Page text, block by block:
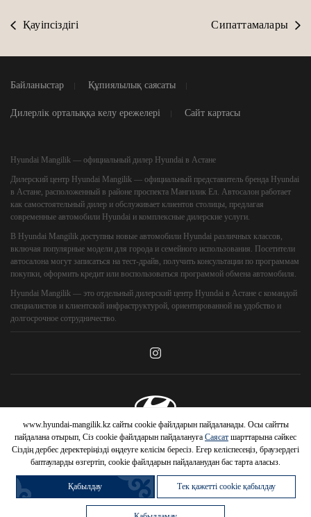
Қауіпсіздігі Сипаттамалары
Байланыстар Құпиялылық саясаты
Дилерлік орталыққа келу ережелері Сайт картасы
Hyundai Mangilik — официальный дилер Hyundai в Астане
Дилерский центр Hyundai Mangilik — официальный представитель бренда Hyundai
в Астане, расположенный в районе проспекта Мангилик Ел. Автосалон работает
как самостоятельный дилер и обслуживает клиентов столицы, предлагая
современные автомобили Hyundai и комплексные дилерские услуги.
В Hyundai Mangilik доступны новые автомобили Hyundai различных классов,
включая популярные модели для города и семейного использования. Посетители
автосалона могут записаться на тест-драйв, получить консультации по программам
покупки, оформить кредит или воспользоваться программой обмена автомобиля.
Hyundai Mangilik — это отдельный дилерский центр Hyundai в Астане с командой
специалистов и клиентской инфраструктурой, ориентированной на удобство и
долгосрочное сотрудничество.
© 2026 Hyundai Motor Company
www.hyundai-mangilik.kz сайты cookie файлдарын пайдаланады. Осы сайтты
пайдалана отырып, Сіз cookie файлдарын пайдалануға Саясат шарттарына сәйкес
Сіздің дербес деректеріңізді өңдеуге келісім бересіз. Егер келіспесеңіз, браузердегі
баптауларды өзгертіп, cookie файлдарын пайдаланудан бас тарта аласыз.
Қабылдау Тек қажетті cookie қабылдау
HYUNDAI